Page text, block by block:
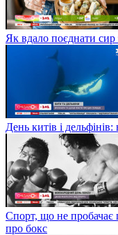
Як вдало поєднати сир
День китів і
Спорт, що не пробачає
про бокс